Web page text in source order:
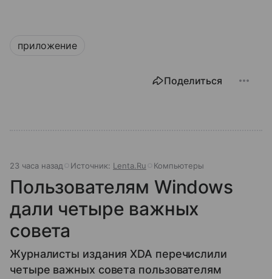
приложение
Поделиться
23 часа назад Источник: Lenta.Ru Компьютеры
Пользователям Windows
дали четыре важных
совета
Журналисты издания XDA перечислили
четыре важных совета пользователям